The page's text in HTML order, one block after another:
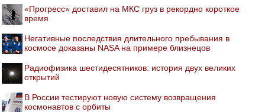
«Прогресс» доставил на МКС груз в рекордно короткое
время
Негативные последствия длительного пребывания в
космосе доказаны NASA на примере близнецов
Радиофизика шестидесятников: история двух великих
открытий
В России тестируют новую систему возвращения
космонавтов с орбиты